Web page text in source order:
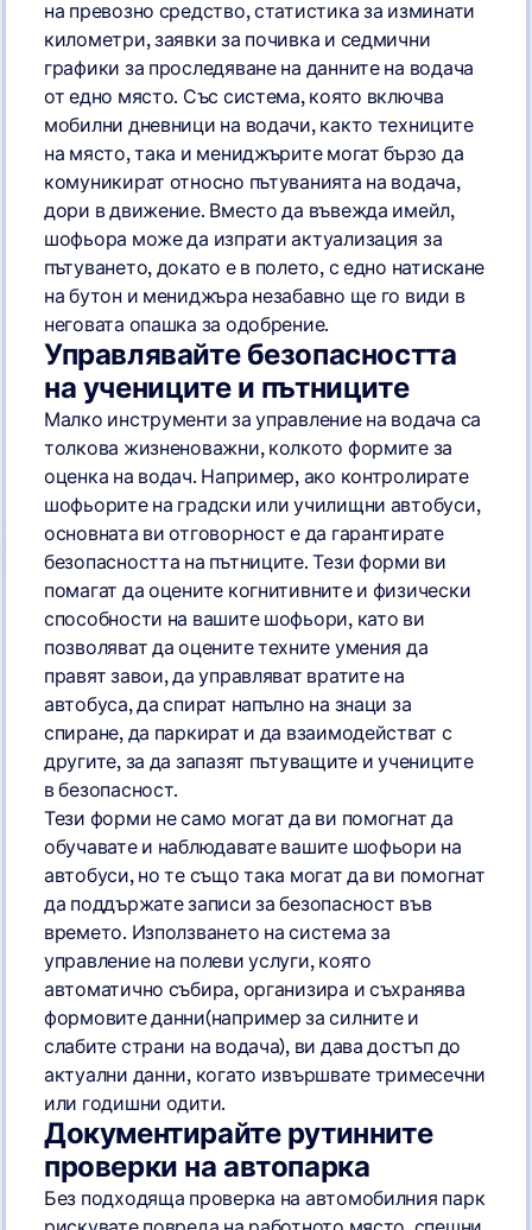
на превозно средство, статистика за изминати
километри, заявки за почивка и седмични
графики за проследяване на данните на водача
от едно място. Със система, която включва
мобилни дневници на водачи, както техниците
на място, така и мениджърите могат бързо да
комуникират относно пътуванията на водача,
дори в движение. Вместо да въвежда имейл,
шофьора може да изпрати актуализация за
пътуването, докато е в полето, с едно натискане
на бутон и мениджъра незабавно ще го види в
неговата опашка за одобрение.
Управлявайте безопасността
на учениците и пътниците
Малко инструменти за управление на водача са
толкова жизненоважни, колкото формите за
оценка на водач. Например, ако контролирате
шофьорите на градски или училищни автобуси,
основната ви отговорност е да гарантирате
безопасността на пътниците. Тези форми ви
помагат да оцените когнитивните и физически
способности на вашите шофьори, като ви
позволяват да оцените техните умения да
правят завои, да управляват вратите на
автобуса, да спират напълно на знаци за
спиране, да паркират и да взаимодействат с
другите, за да запазят пътуващите и учениците
в безопасност.
Тези форми не само могат да ви помогнат да
обучавате и наблюдавате вашите шофьори на
автобуси, но те също така могат да ви помогнат
да поддържате записи за безопасност във
времето. Използването на система за
управление на полеви услуги, която
автоматично събира, организира и съхранява
формовите данни(например за силните и
слабите страни на водача), ви дава достъп до
актуални данни, когато извършвате тримесечни
или годишни одити.
Документирайте рутинните
проверки на автопарка
Без подходяща проверка на автомобилния парк